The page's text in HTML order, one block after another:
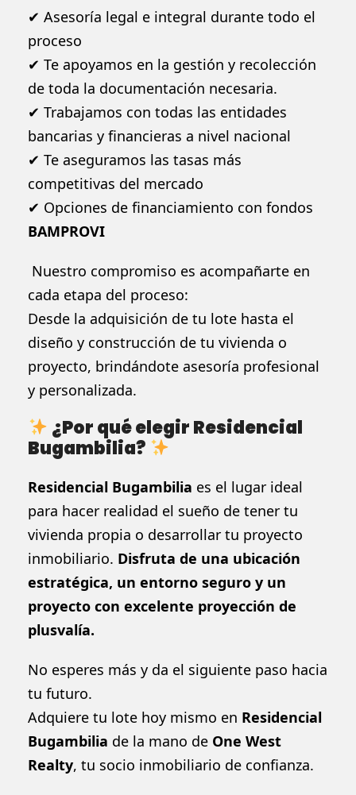
✔ Asesoría legal e integral durante todo el
proceso
✔ Te apoyamos en la gestión y recolección
de toda la documentación necesaria.
✔ Trabajamos con todas las entidades
bancarias y financieras a nivel nacional
✔ Te aseguramos las tasas más
competitivas del mercado
✔ Opciones de financiamiento con fondos
BAMPROVI
Nuestro compromiso es acompañarte en
cada etapa del proceso:
Desde la adquisición de tu lote hasta el
diseño y construcción de tu vivienda o
proyecto, brindándote asesoría profesional
y personalizada.
¿Por qué elegir Residencial
Bugambilia?
Residencial Bugambilia es el lugar ideal
para hacer realidad el sueño de tener tu
vivienda propia o desarrollar tu proyecto
inmobiliario. Disfruta de una ubicación
estratégica, un entorno seguro y un
proyecto con excelente proyección de
plusvalía.
No esperes más y da el siguiente paso hacia
tu futuro.
Adquiere tu lote hoy mismo en Residencial
Bugambilia de la mano de One West
Realty, tu socio inmobiliario de confianza.